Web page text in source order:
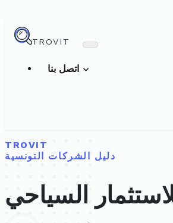
TROVIT
TROVIT
دليل الشركات التونسية
السياحي